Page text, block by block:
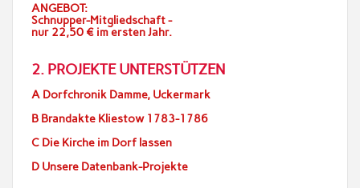
ANGEBOT:
Schnupper-Mitgliedschaft -
nur 22,50 € im ersten Jahr.
2. PROJEKTE UNTERSTÜTZEN
A Dorfchronik Damme, Uckermark
B Brandakte Kliestow 1783-1786
C Die Kirche im Dorf lassen
D Unsere Datenbank-Projekte